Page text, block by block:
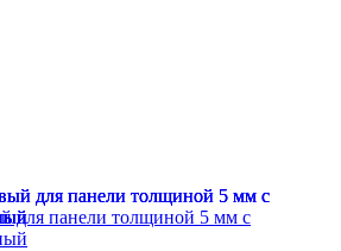
для панели толщиной 5 мм с